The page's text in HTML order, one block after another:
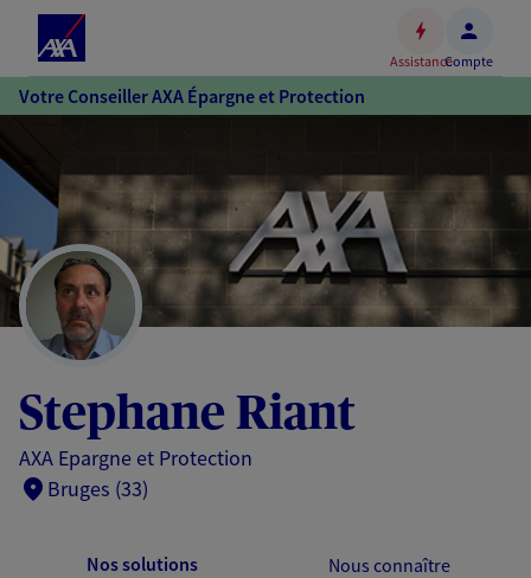
Accéder
au
Accéder
au
pied
de
page
AssistanceCompte
Votre Conseiller AXA Épargne et Protection
Stephane Riant
AXA Epargne et Protection
Bruges (33)
Nos solutions Nous connaître